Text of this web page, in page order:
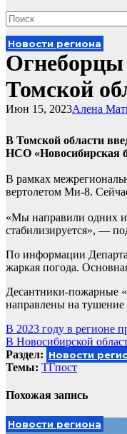
Новости региона
Томской
Алена
Июн 15, 2023
В Томской области
НСО «Новосибирская
В рамках
вертолетом Ми-8.
«Мы направили одних
стабилизируется», —
По информации
жаркая погода.
Десантники-пожарные
направлены на
Навигация
по
записям
В 2023 году в регионе
В Новосибирской
Раздел: Новости
Темы: ТГпост
Похожая запись
Новости региона